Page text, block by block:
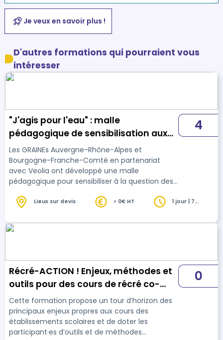
Je veux en savoir plus !
D'autres formations qui pourraient vous
intéresser
"J'agis pour l'eau" : malle
pédagogique de sensibilisation aux
micropolluants de l'eau
Les GRAINEs Auvergne-Rhône-Alpes et
Bourgogne-Franche-Comté en partenariat
avec Veolia ont développé une malle
pédagogique pour sensibiliser à la question des
supports pédagogiques et séquences
pédagogique est d’accélérer la prise de
conscience des enjeux liés aux micropolluants
comportement et de donner envie au public de
passer à l’ac…
4
Lieux sur devis > 0€ HT
1 jour | 7
Récré-ACTION ! Enjeux, méthodes et
outils pour des cours de récré co-
rêvées
Cette formation propose un tour d’horizon des
principaux enjeux propres aux cours des
établissements scolaires et de doter les
participant·es d’outils et de méthodes
0